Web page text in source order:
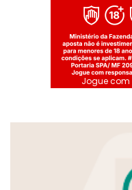
Jogue com